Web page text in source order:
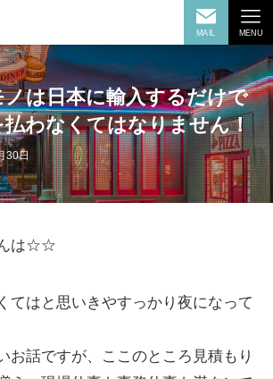
MAIL MENU
ノは日本に輸入するだけで
払わなくてはなりません！
30日
んは☆☆
てはと思いきやすっかり夜になって
お話ですが、ここのところ見積もり